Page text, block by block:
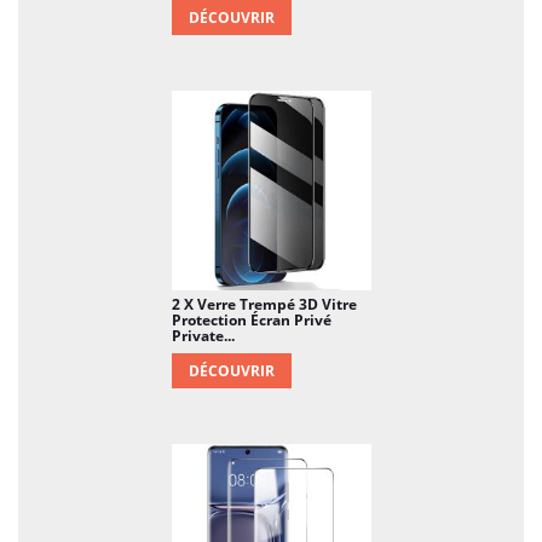
DÉCOUVRIR
2 X Verre Trempé 3D Vitre
Protection Écran Privé
Private...
DÉCOUVRIR